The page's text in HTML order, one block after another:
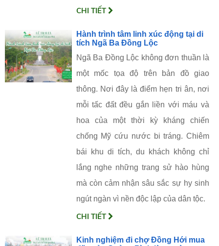
CHI TIẾT
Hành trình tâm linh xúc động tại di
tích Ngã Ba Đồng Lộc
Ngã Ba Đồng Lộc không đơn thuần là
một mốc tọa độ trên bản đồ giao
thông. Nơi đây là điểm hẹn tri ân, nơi
mỗi tấc đất đều gắn liền với máu và
hoa của một thời kỳ kháng chiến
chống Mỹ cứu nước bi tráng. Chiêm
bái khu di tích, du khách không chỉ
lắng nghe những trang sử hào hùng
mà còn cảm nhận sâu sắc sự hy sinh
ngút ngàn vì nền độc lập của dân tộc.
CHI TIẾT
Kinh nghiệm đi chợ Đồng Hới mua